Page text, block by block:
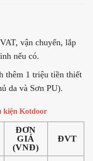
vận chuyển, lắp
nếu có.
thêm 1 triệu tiền thiết
da và Sơn PU).
kiện Kotdoor
ĐƠN
GIÁ
(VNĐ)
ĐVT